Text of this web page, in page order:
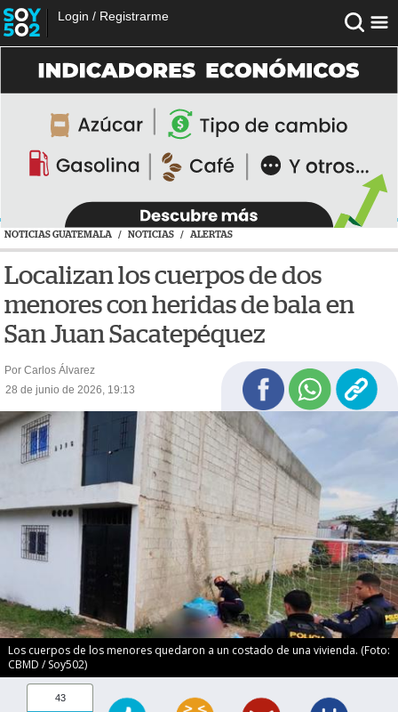
Login / Registrarme
NOTICIAS GUATEMALA / NOTICIAS / ALERTAS
Localizan los cuerpos de dos
menores con heridas de bala en
San Juan Sacatepéquez
Por Carlos Álvarez
28 de junio de 2026, 19:13
Los cuerpos de los menores quedaron a un costado de una vivienda. (Foto:
CBMD / Soy502)
43